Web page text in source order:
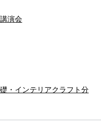
演会
・インテリアクラフト分